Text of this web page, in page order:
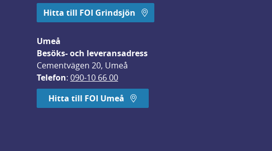
Hitta till FOI Grindsjön
Umeå
Besöks- och leveransadress
Cementvägen 20, Umeå
Telefon: 090-10 66 00
Hitta till FOI Umeå